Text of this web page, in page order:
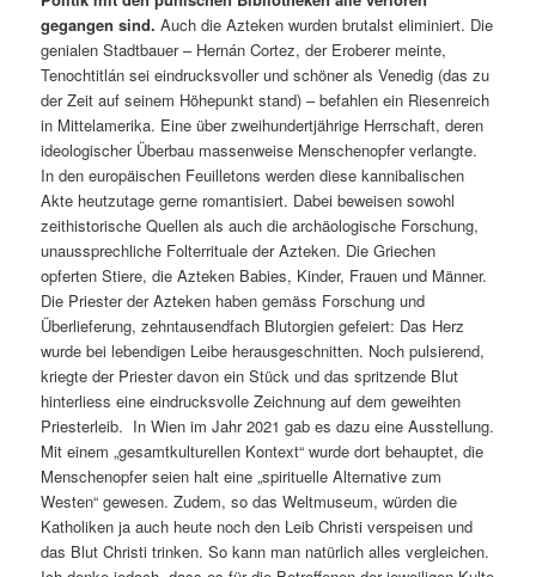
gegangen sind. Auch die Azteken wurden brutalst eliminiert. Die
genialen Stadtbauer – Hernán Cortez, der Eroberer meinte,
Tenochtitlán sei eindrucksvoller und schöner als Venedig (das zu
der Zeit auf seinem Höhepunkt stand) – befahlen ein Riesenreich
in Mittelamerika. Eine über zweihundertjährige Herrschaft, deren
ideologischer Überbau massenweise Menschenopfer verlangte.
In den europäischen Feuilletons werden diese kannibalischen
Akte heutzutage gerne romantisiert. Dabei beweisen sowohl
zeithistorische Quellen als auch die archäologische Forschung,
unaussprechliche Folterrituale der Azteken. Die Griechen
opferten Stiere, die Azteken Babies, Kinder, Frauen und Männer.
Die Priester der Azteken haben gemäss Forschung und
Überlieferung, zehntausendfach Blutorgien gefeiert: Das Herz
wurde bei lebendigen Leibe herausgeschnitten. Noch pulsierend,
kriegte der Priester davon ein Stück und das spritzende Blut
hinterliess eine eindrucksvolle Zeichnung auf dem geweihten
Priesterleib. In Wien im Jahr 2021 gab es dazu eine Ausstellung.
Mit einem „gesamtkulturellen Kontext“ wurde dort behauptet, die
Menschenopfer seien halt eine „spirituelle Alternative zum
Westen“ gewesen. Zudem, so das Weltmuseum, würden die
Katholiken ja auch heute noch den Leib Christi verspeisen und
das Blut Christi trinken. So kann man natürlich alles vergleichen.